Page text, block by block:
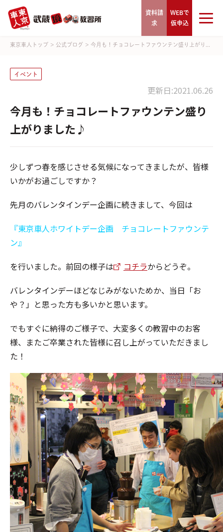
資料請
求
WEBで
仮申込
東京車人トップ > 公式ブログ > 今月も！チョコレートファウンテン盛り上がり...
イベント
更新日:2021.06.26
今月も！チョコレートファウンテン盛り
上がりました♪
少しずつ春を感じさせる気候になってきましたが、皆様
いかがお過ごしですか？
先月のバレンタインデー企画に続きまして、今回は
『東京車人ホワイトデー企画 チョコレートファウンテ
ン』
を行いました。前回の様子は
コチラからどうぞ。
バレンタインデーほどなじみがないためか、当日「お
や？」と思った方も多いかと思います。
でもすぐに納得のご様子で、大変多くの教習中のお客
様、またご卒業された皆様に召し上がっていただきまし
た！